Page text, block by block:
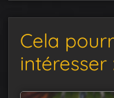
Cela
intéresser